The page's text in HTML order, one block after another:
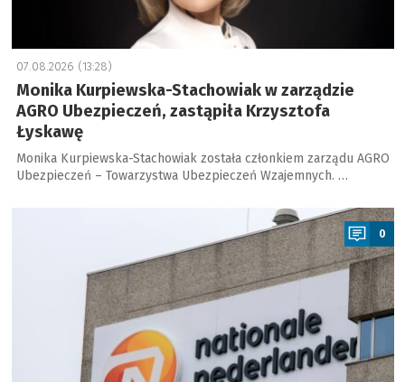
07.08.2026 (13:28)
Monika Kurpiewska-Stachowiak w zarządzie
AGRO Ubezpieczeń, zastąpiła Krzysztofa
Łyskawę
Monika Kurpiewska-Stachowiak została członkiem zarządu AGRO
Ubezpieczeń – Towarzystwa Ubezpieczeń Wzajemnych. …
0